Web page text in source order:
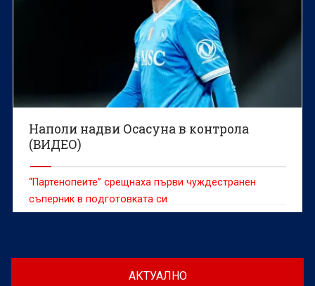
Наполи надви Осасуна в контрола
(ВИДЕО)
“Партенопеите” срещнаха първи чуждестранен
съперник в подготовката си
АКТУАЛНО